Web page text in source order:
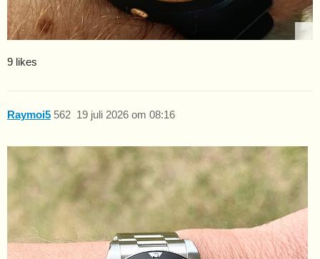
9 likes
Raymoi5 19 juli 2026 om 08:16
562